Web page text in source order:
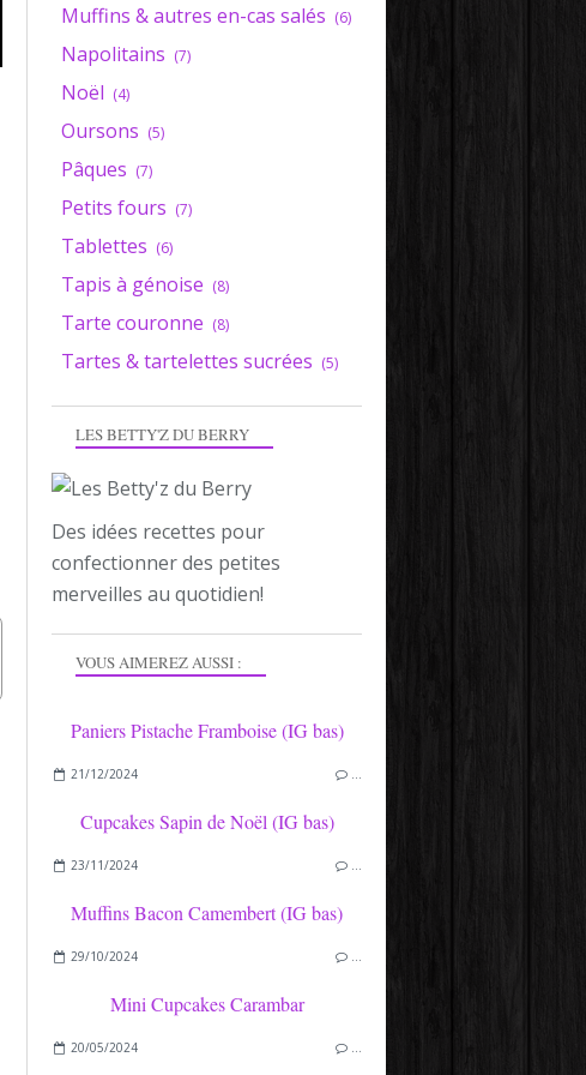
LES BETTY'Z DU BERRY
Des idées recettes pour
confectionner des petites
merveilles au quotidien!
VOUS AIMEREZ AUSSI :
Paniers Pistache Framboise (IG bas)
21/12/2024 …
Cupcakes Sapin de Noël (IG bas)
23/11/2024 …
Muffins Bacon Camembert (IG bas)
29/10/2024 …
Mini Cupcakes Carambar
20/05/2024 …
Muffins & autres en-cas salés (6)
Napolitains (7)
Noël (4)
Oursons (5)
Pâques (7)
Petits fours (7)
Tablettes (6)
Tapis à génoise (8)
Tarte couronne (8)
Tartes & tartelettes sucrées (5)